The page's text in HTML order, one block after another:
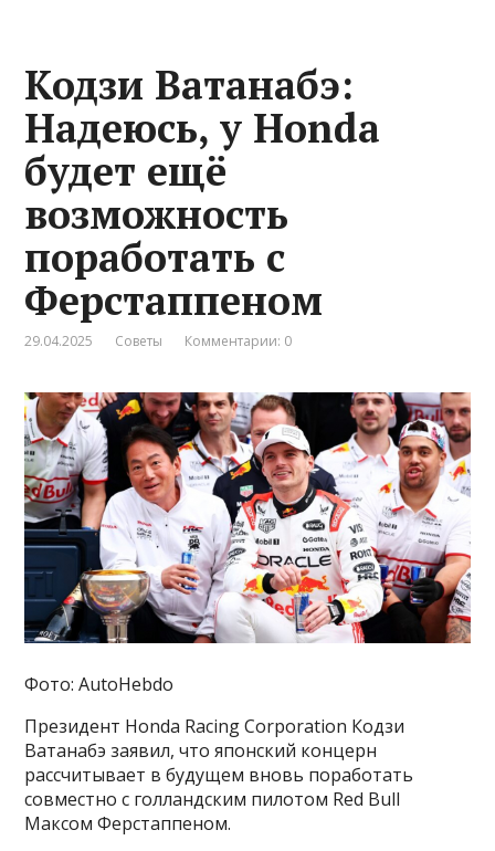
Кодзи Ватанабэ:
Надеюсь, у Honda
будет ещё
возможность
поработать с
Ферстаппеном
29.04.2025 Советы Комментарии: 0
Фото: AutoHebdo
Президент Honda Racing Corporation Кодзи
Ватанабэ заявил, что японский концерн
рассчитывает в будущем вновь поработать
совместно с голландским пилотом Red Bull
Максом Ферстаппеном.